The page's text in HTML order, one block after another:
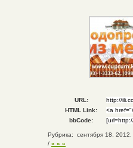
URL:
HTML Link:
bbCode:
Рубрика: сентября 18, 2012.
/ » » »